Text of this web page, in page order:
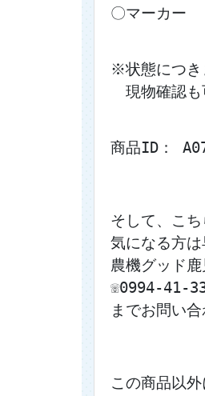
〇マーカー
※状態につき
現物確認も
商品ID：
そして、こ
気になる方は
農機グッド
までお問い
この商品以